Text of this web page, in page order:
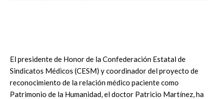
El presidente de Honor de la Confederación Estatal de
Sindicatos Médicos (CESM) y coordinador del proyecto de
reconocimiento de la relación médico paciente como
Patrimonio de la Humanidad, el doctor Patricio Martínez, ha